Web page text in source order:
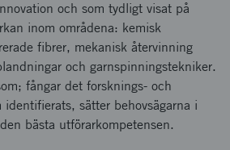
och som tydligt visat på
inom områdena: kemisk
fibrer, mekanisk återvinning
och garnspinningstekniker.
fångar det forsknings- och
identifierats, sätter behovsägarna i
bästa utförarkompetensen.